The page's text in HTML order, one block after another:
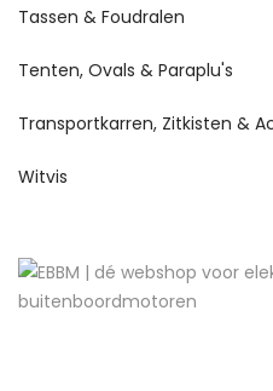
Tassen & Foudralen
Tenten, Ovals & Paraplu's
Transportkarren, Zitkisten &
Witvis